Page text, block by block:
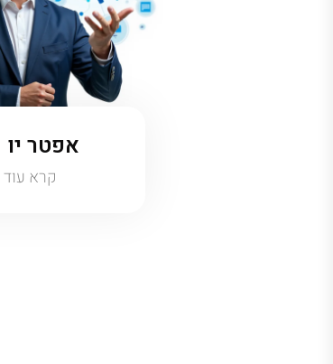
אפטר יו AI
קרא עוד